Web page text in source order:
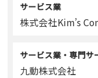
サービス業
株式会社Kim’s
サービス業・専門サ
九動株式会社